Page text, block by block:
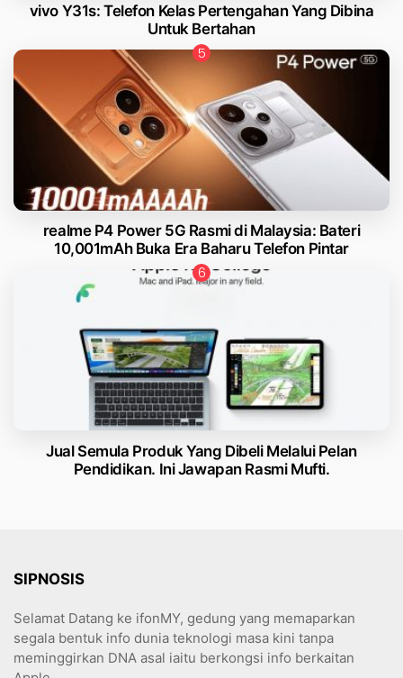
vivo Y31s: Telefon Kelas Pertengahan Yang Dibina
Untuk Bertahan
realme P4 Power 5G Rasmi di Malaysia: Bateri
10,001mAh Buka Era Baharu Telefon Pintar
Jual Semula Produk Yang Dibeli Melalui Pelan
Pendidikan. Ini Jawapan Rasmi Mufti.
SIPNOSIS
Selamat Datang ke ifonMY, gedung yang memaparkan
segala bentuk info dunia teknologi masa kini tanpa
meminggirkan DNA asal iaitu berkongsi info berkaitan